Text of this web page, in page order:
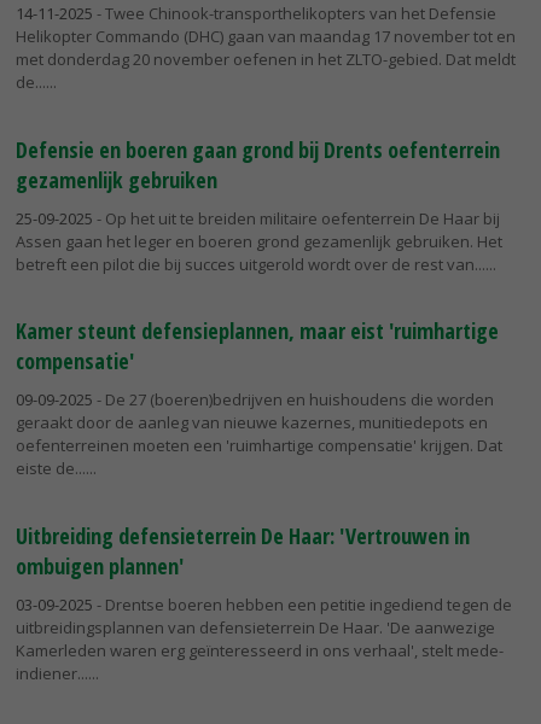
14-11-2025 - Twee Chinook-transporthelikopters van het Defensie
Helikopter Commando (DHC) gaan van maandag 17 november tot en
met donderdag 20 november oefenen in het ZLTO-gebied. Dat meldt
de...
Defensie en boeren gaan grond bij Drents oefenterrein
gezamenlijk gebruiken
25-09-2025 - Op het uit te breiden militaire oefenterrein De Haar bij
Assen gaan het leger en boeren grond gezamenlijk gebruiken. Het
betreft een pilot die bij succes uitgerold wordt over de rest van...
Kamer steunt defensieplannen, maar eist 'ruimhartige
compensatie'
09-09-2025 - De 27 (boeren)bedrijven en huishoudens die worden
geraakt door de aanleg van nieuwe kazernes, munitiedepots en
oefenterreinen moeten een 'ruimhartige compensatie' krijgen. Dat
eiste de...
Uitbreiding defensieterrein De Haar: 'Vertrouwen in
ombuigen plannen'
03-09-2025 - Drentse boeren hebben een petitie ingediend tegen de
uitbreidingsplannen van defensieterrein De Haar. 'De aanwezige
Kamerleden waren erg geïnteresseerd in ons verhaal', stelt mede-
indiener...